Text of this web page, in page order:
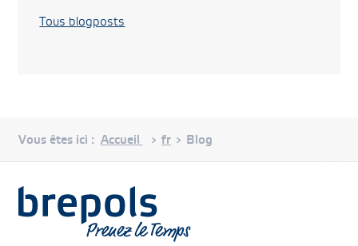
Tous blogposts
Vous êtes ici : Accueil > fr > Blog